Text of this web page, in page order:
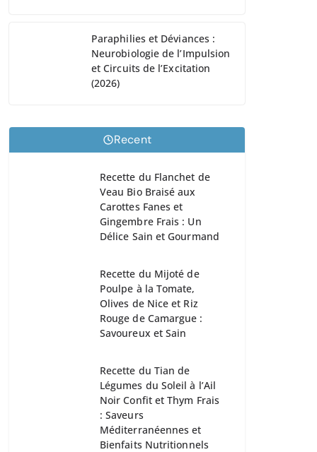
Paraphilies et Déviances :
Neurobiologie de l’Impulsion
et Circuits de l’Excitation
(2026)
Recent
Recette du Flanchet de
Veau Bio Braisé aux
Carottes Fanes et
Gingembre Frais : Un
Délice Sain et Gourmand
Recette du Mijoté de
Poulpe à la Tomate,
Olives de Nice et Riz
Rouge de Camargue :
Savoureux et Sain
Recette du Tian de
Légumes du Soleil à l’Ail
Noir Confit et Thym Frais
: Saveurs
Méditerranéennes et
Bienfaits Nutritionnels